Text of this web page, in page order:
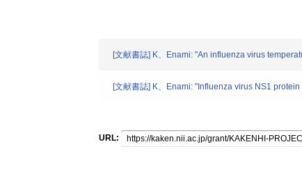
[文献書誌] K、Enami: "An influenza virus
[文献書誌] K、Enami: "Influenza virus NS1
URL: